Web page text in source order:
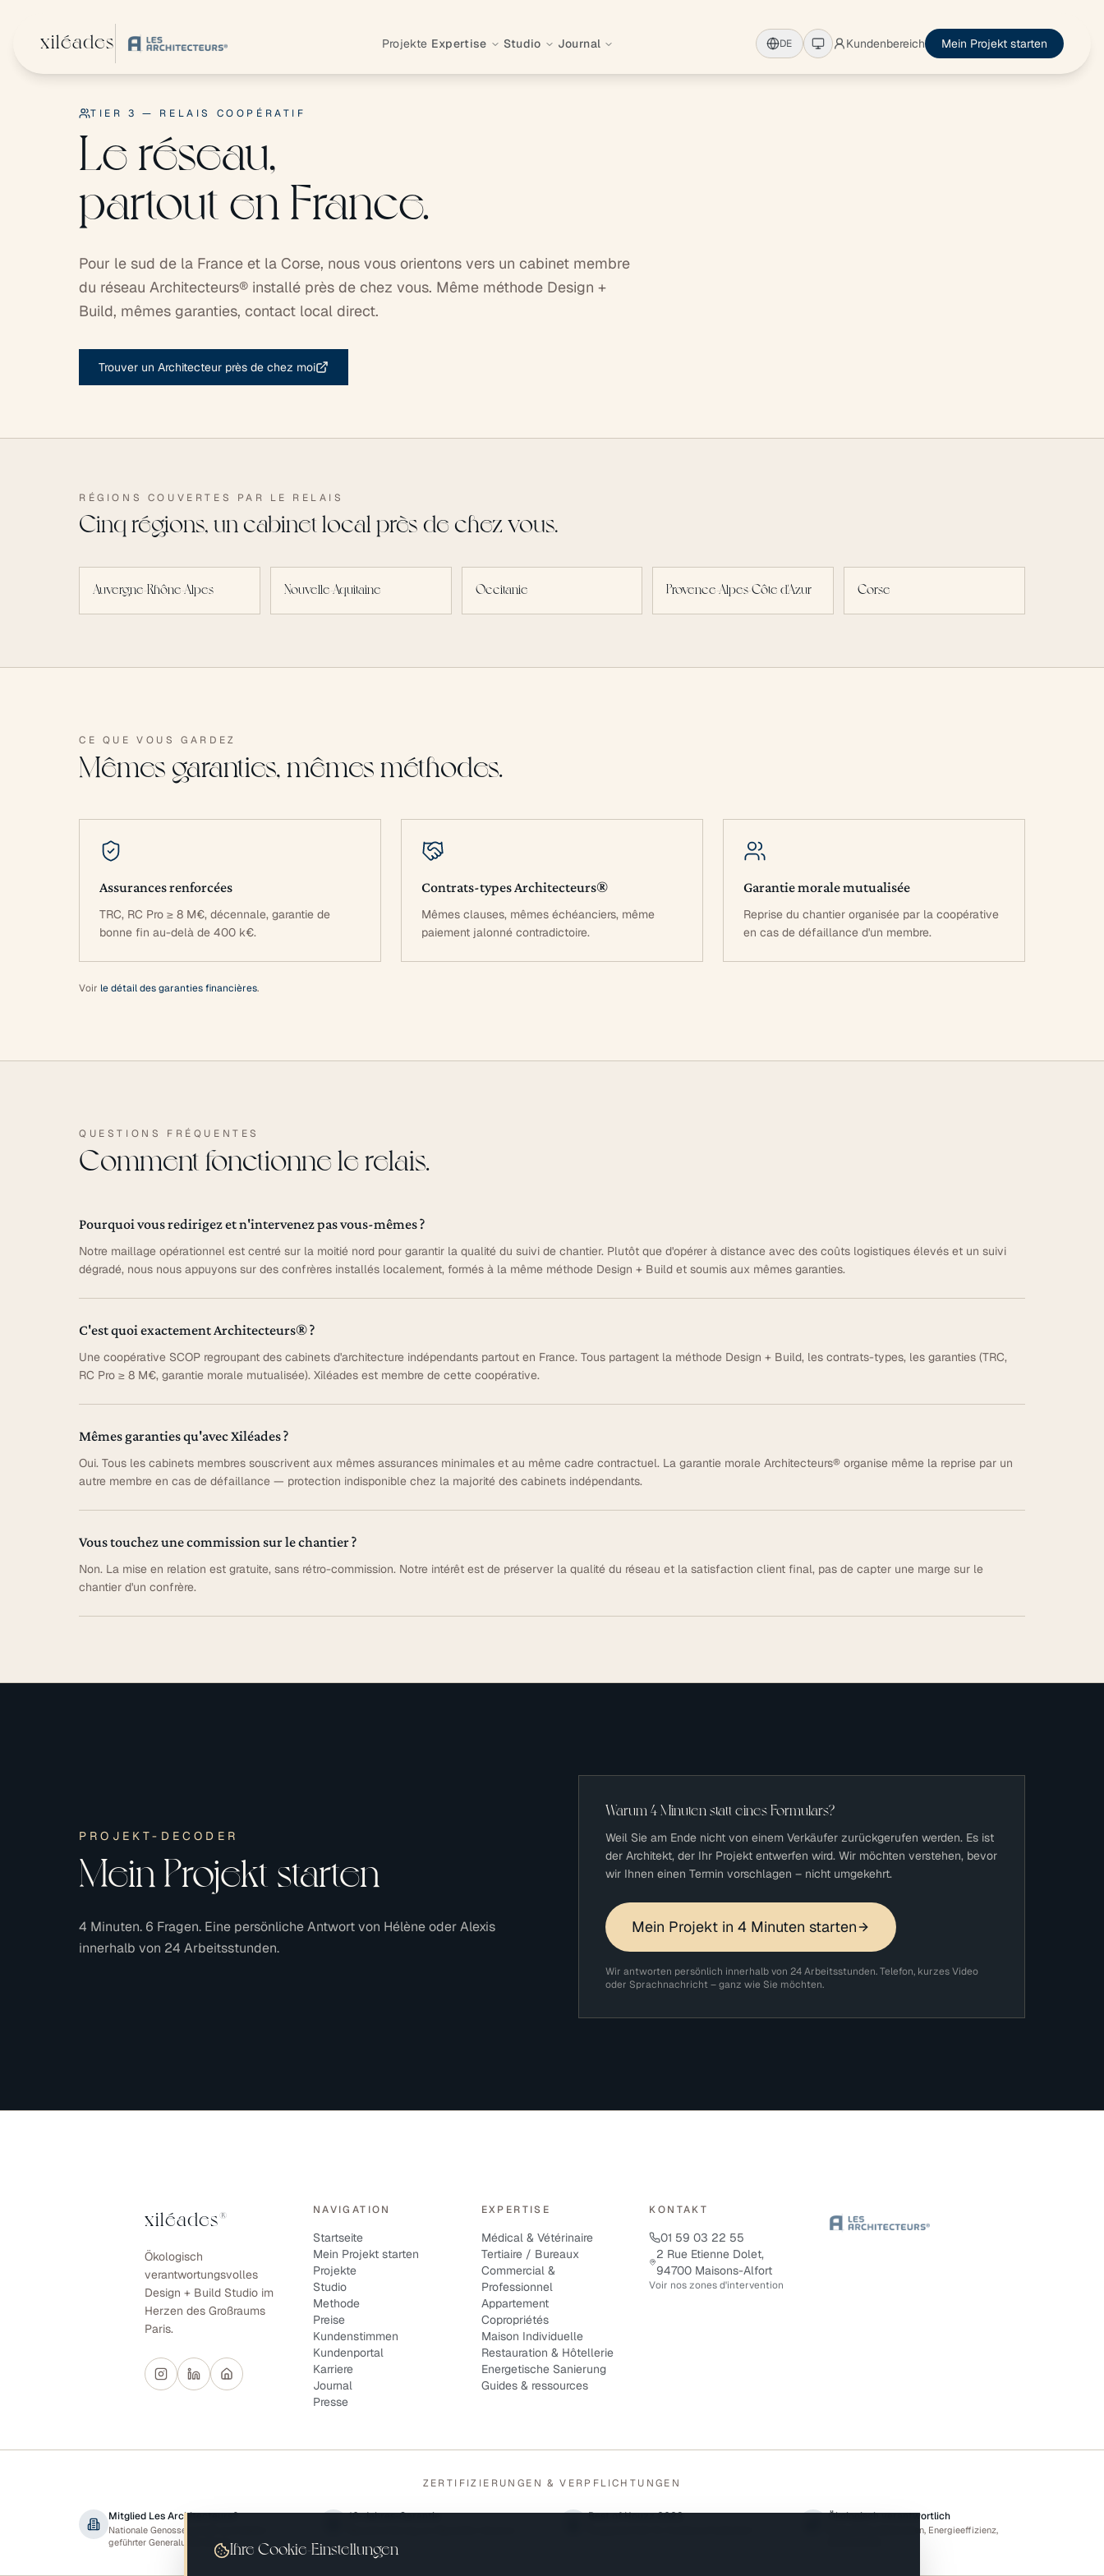
xiléades
Projekte Expertise Studio Journal DE Kundenbereich Mein Projekt starten
TIER 3 — RELAIS COOPÉRATIF
Le réseau,
partout en France.
Pour le sud de la France et la Corse, nous vous orientons vers un cabinet membre
du réseau Architecteurs® installé près de chez vous. Même méthode Design +
Build, mêmes garanties, contact local direct.
Trouver un Architecteur près de chez moi
RÉGIONS COUVERTES PAR LE RELAIS
Cinq régions, un cabinet local près de chez vous.
Auvergne-Rhône-Alpes Nouvelle-Aquitaine Occitanie Provence-Alpes-Côte d'Azur Corse
CE QUE VOUS GARDEZ
Mêmes garanties, mêmes méthodes.
Assurances renforcées
TRC, RC Pro ≥ 8 M€, décennale, garantie de
bonne fin au-delà de 400 k€.
Contrats-types Architecteurs®
Mêmes clauses, mêmes échéanciers, même
paiement jalonné contradictoire.
Garantie morale mutualisée
Reprise du chantier organisée par la coopérative
en cas de défaillance d'un membre.
Voir le détail des garanties financières.
QUESTIONS FRÉQUENTES
Comment fonctionne le relais.
Pourquoi vous redirigez et n'intervenez pas vous-mêmes ?
Notre maillage opérationnel est centré sur la moitié nord pour garantir la qualité du suivi de chantier. Plutôt que d'opérer à distance avec des coûts logistiques élevés et un suivi
dégradé, nous nous appuyons sur des confrères installés localement, formés à la même méthode Design + Build et soumis aux mêmes garanties.
C'est quoi exactement Architecteurs® ?
Une coopérative SCOP regroupant des cabinets d'architecture indépendants partout en France. Tous partagent la méthode Design + Build, les contrats-types, les garanties (TRC,
RC Pro ≥ 8 M€, garantie morale mutualisée). Xiléades est membre de cette coopérative.
Mêmes garanties qu'avec Xiléades ?
Oui. Tous les cabinets membres souscrivent aux mêmes assurances minimales et au même cadre contractuel. La garantie morale Architecteurs® organise même la reprise par un
autre membre en cas de défaillance — protection indisponible chez la majorité des cabinets indépendants.
Vous touchez une commission sur le chantier ?
Non. La mise en relation est gratuite, sans rétro-commission. Notre intérêt est de préserver la qualité du réseau et la satisfaction client final, pas de capter une marge sur le
chantier d'un confrère.
PROJEKT-DECODER
Mein Projekt starten
4 Minuten. 6 Fragen. Eine persönliche Antwort von Hélène oder Alexis
innerhalb von 24 Arbeitsstunden.
Warum 4 Minuten statt eines Formulars?
Weil Sie am Ende nicht von einem Verkäufer zurückgerufen werden. Es ist
der Architekt, der Ihr Projekt entwerfen wird. Wir möchten verstehen, bevor
wir Ihnen einen Termin vorschlagen – nicht umgekehrt.
Mein Projekt in 4 Minuten starten
Wir antworten persönlich innerhalb von 24 Arbeitsstunden. Telefon, kurzes Video
oder Sprachnachricht – ganz wie Sie möchten.
xiléades ®
Ökologisch
verantwortungsvolles
Design + Build Studio im
Herzen des Großraums
Paris.
NAVIGATION
Startseite
Mein Projekt starten
Projekte
Studio
Methode
Preise
Kundenstimmen
Kundenportal
Karriere
Journal
Presse
EXPERTISE
Médical & Vétérinaire
Tertiaire / Bureaux
Commercial &
Professionnel
Appartement
Copropriétés
Maison Individuelle
Restauration & Hôtellerie
Energetische Sanierung
Guides & ressources
KONTAKT
01 59 03 22 55
2 Rue Etienne Dolet,
94700 Maisons-Alfort
Voir nos zones d'intervention
ZERTIFIZIERUNGEN & VERPFLICHTUNGEN
Mitglied Les Architecteurs®
Nationale Genossenschaft architekten-
geführter Generalunternehmer
10-Jahres-Garantie Best of Houzz 2023 Ökologisch verantwortlich
Biobasierte Materialien, Energieeffizienz,
Ihre Cookie-Einstellungen